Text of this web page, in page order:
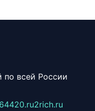
по всей России
2rich.ru